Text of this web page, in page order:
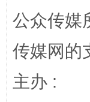
在谋
公众传媒
传媒网的
主办 :